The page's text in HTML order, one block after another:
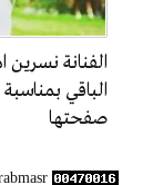
الفنانة
الباقي
صفحتها